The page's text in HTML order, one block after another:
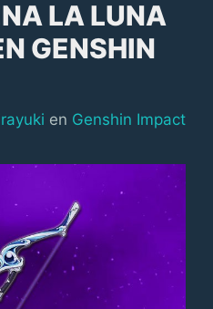
LA LUNA
GENSHIN
en Categorías
Genshin Impact